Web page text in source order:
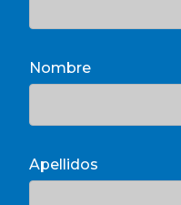
Nombre
Apellidos